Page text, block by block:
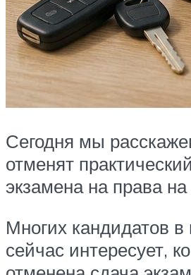
Сегодня мы
отменят
экзамена на права
Многих кандидатов в
сейчас интересует,